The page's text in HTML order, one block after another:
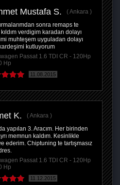
Mustafa S.
Ankara
sonra remaps te
verdigim karadan dolayı
muhteşem uyguladan dolayı
kutluyorum
Passat 1.6 TDI CR - 120Hp
Hp
11.08.2015
K.
Ankara
yapılan 3. Aracım. Her birinden
memnun kaldım. Kesinlikle
ederim. Chiptuning te tartışmasız
Passat 1.6 TDI CR - 120Hp
Hp
11.12.2015